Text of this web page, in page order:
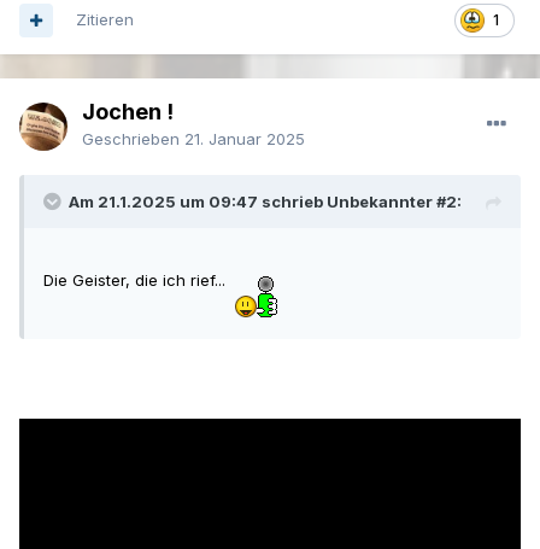
1
Zitieren
Jochen !
Geschrieben 21. Januar 2025
Am 21.1.2025 um 09:47 schrieb Unbekannter #2:
Die Geister, die ich rief...